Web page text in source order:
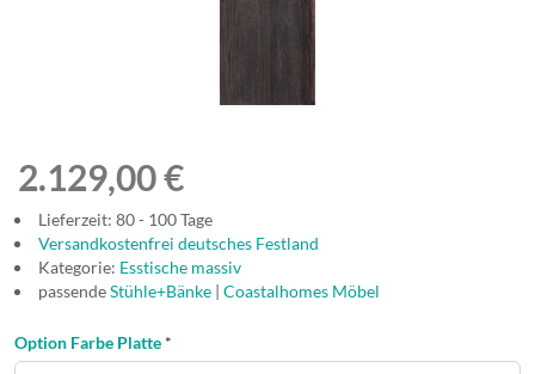
2.129,00 €
Lieferzeit: 80 - 100 Tage
Versandkostenfrei deutsches Festland
Kategorie: Esstische massiv
passendeStühle+Bänke | Coastalhomes Möbel
Option Farbe Platte *